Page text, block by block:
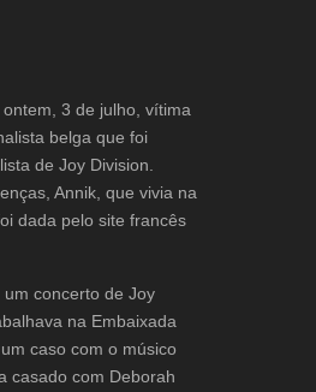
3 de julho, vítima
belga que foi
de Joy Division.
Annik, que vivia na
dada pelo site francês
concerto de Joy
na Embaixada
caso com o músico
casado com Deborah